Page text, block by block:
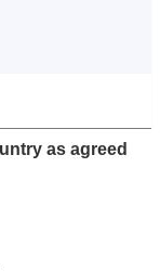
as agreed